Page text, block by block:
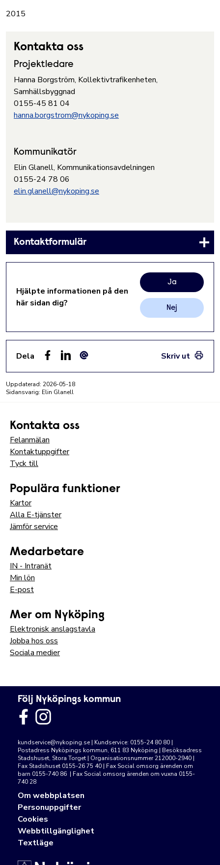
2015
Kontakta oss
Projektledare
Hanna Borgström, Kollektivtrafikenheten,
Samhällsbyggnad
0155-45 81 04
hanna.borgstrom@nykoping.se
Kommunikatör
Elin Glanell, Kommunikationsavdelningen
0155-24 78 06
elin.glanell@nykoping.se
Kontaktformulär
Hjälpte informationen på den
här sidan dig?
Ja
Nej
Dela
Skriv ut
Uppdaterad: 2026-05-18
Sidansvarig: Elin Glanell
Kontakta oss
Felanmälan
Kontaktuppgifter
Tyck till
Populära funktioner
Kartor
Alla E-tjänster
Jämför service
Medarbetare
IN - Intranät
Min lön
E-post
Mer om Nyköping
Elektronisk anslagstavla
Jobba hos oss
Sociala medier
Följ Nyköpings kommun
kundservice@nykoping.se | Kundservice: 0155-24 80 80 |
Postadress Nyköpings kommun, 611 83 Nyköping | Besöksadress
Stadshuset, Stora Torget | Organisationsnummer 212000-2940 |
Fax Stadshuset 0155-26 75 40 | Fax Social omsorg ärenden om
barn 0155-740 86 | Fax Social omsorg ärenden om vuxna 0155-
740 28
Om webbplatsen
Personuppgifter
Cookies
Webbtillgänglighet
Textläge